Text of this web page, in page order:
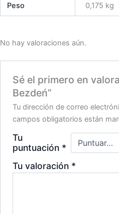
Peso 0,175 kg
No hay valoraciones aún.
Sé el primero en
Bezdeń”
Tu dirección de correo
campos obligatorios están
Tu
puntuación *
Tu valoración *